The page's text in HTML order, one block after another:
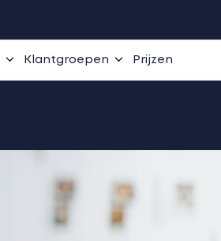
Klantgroepen Prijzen